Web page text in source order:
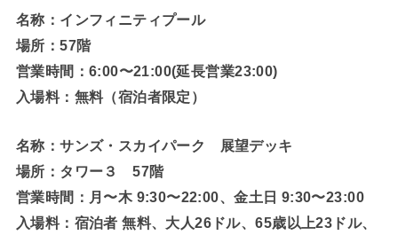
名称：インフィニティプール
場所：57階
営業時間：6:00〜21:00(延長営業23:00)
入場料：無料（宿泊者限定）
名称：サンズ・スカイパーク 展望デッキ
場所：タワー３ 57階
営業時間：月〜木 9:30〜22:00、金土日 9:30〜23:00
入場料：宿泊者 無料、大人26ドル、65歳以上23ドル、